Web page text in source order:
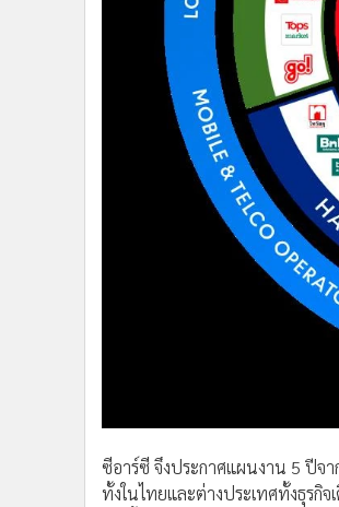
ซีอาร์ซี จึงประกาศแผนงาน 5 ปี
ทั้งในไทยและต่างประเทศทั้งธุรกิ